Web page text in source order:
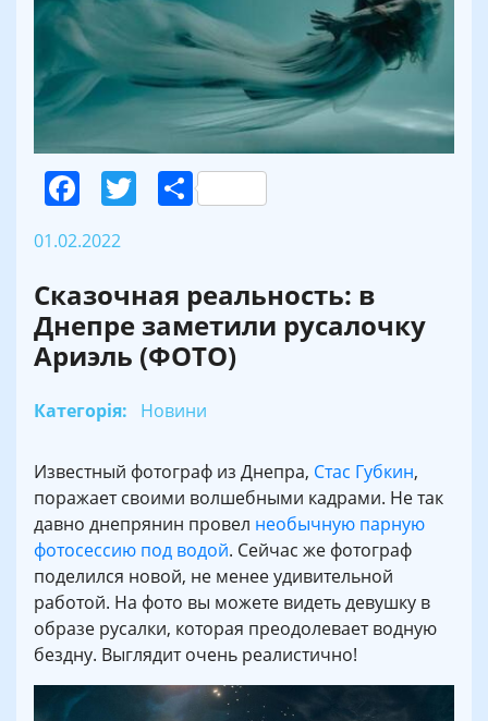
Facebook
Twitter
Поділитися
01.02.2022
Сказочная реальность: в
Днепре заметили русалочку
Ариэль (ФОТО)
Категорія: Новини
Известный фотограф из Днепра, Стас Губкин,
поражает своими волшебными кадрами. Не так
давно днепрянин провел необычную парную
фотосессию под водой. Сейчас же фотограф
поделился новой, не менее удивительной
работой. На фото вы можете видеть девушку в
образе русалки, которая преодолевает водную
бездну. Выглядит очень реалистично!